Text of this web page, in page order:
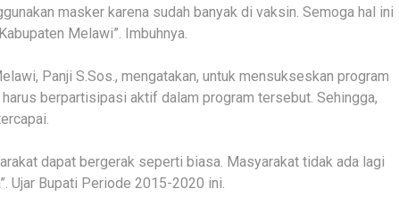
masker karena sudah banyak di vaksin. Semoga hal ini
Melawi”. Imbuhnya.
Panji S.Sos., mengatakan, untuk mensukseskan program
berpartisipasi aktif dalam program tersebut. Sehingga,
dapat bergerak seperti biasa. Masyarakat tidak ada lagi
Ujar Bupati Periode 2015-2020 ini.